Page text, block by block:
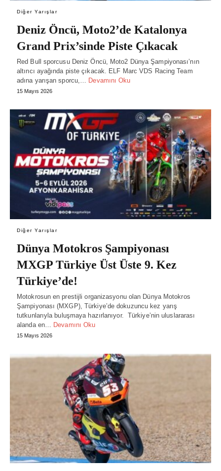
Diğer Yarışlar
Deniz Öncü, Moto2’de Katalonya
Grand Prix’sinde Piste Çıkacak
Red Bull sporcusu Deniz Öncü, Moto2 Dünya Şampiyonası’nın
altıncı ayağında piste çıkacak. ELF Marc VDS Racing Team
adına yarışan sporcu,… Devamını Oku
15 Mayıs 2026
Diğer Yarışlar
Dünya Motokros Şampiyonası
MXGP Türkiye Üst Üste 9. Kez
Türkiye’de!
Motokrosun en prestijli organizasyonu olan Dünya Motokros
Şampiyonası (MXGP), Türkiye’de dokuzuncu kez yarış
tutkunlarıyla buluşmaya hazırlanıyor. Türkiye’nin uluslararası
alanda en…
Devamını Oku
15 Mayıs 2026